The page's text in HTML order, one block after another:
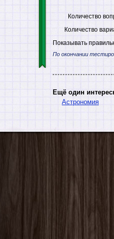
Количество
Количество
Показывать
По окончании
Ещё один
Астрономия